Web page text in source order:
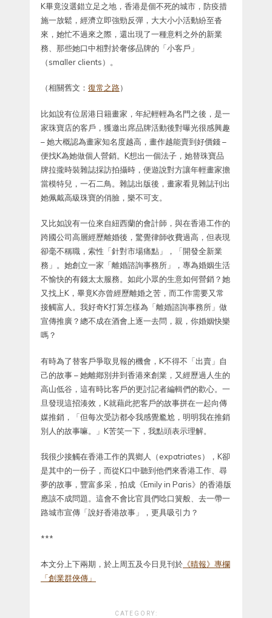
K畢竟沒選錯立足之地，香港是個不死的城市，防疫措
施一放鬆，經濟立即強勁反彈，大大小小活動紛至沓
來，她忙不過來之際，還出現了一種意料之外的新業
務、那些她口中相對於奢侈品牌的「小客戶」
（smaller clients）。
（相關舊文： 復常之路）
比如說有位居港日籍畫家，年紀輕輕為名門之後，是一
家珠寶店的客戶，獲邀出席品牌活動後對曝光很感興趣
– 她大概認為畫家知名度越高，畫作越能賣到好價錢 –
便找K為她做個人營銷。K想出一個法子，她替珠寶品
牌拉攏時裝雜誌採訪拍攝時，便遊說對方讓年輕畫家擔
當模特兒，一石二鳥。雜誌出版後，畫家看見雜誌刊出
她佩戴高級珠寶的俏臉，樂不可支。
又比如說有一位來自紐西蘭的會計師，與在香港工作的
跨國公司高層經歷離婚後，驚覺律師收費過高，但表現
卻毫不稱職，索性「針對市場痛點」，「開發全新業
務」。她創立一家「離婚諮詢事務所」，專為婚姻生活
不愉快的有錢太太服務。如此小眾的生意如何營銷？她
又找上K，畢竟K亦曾經歷離婚之苦，而工作需要又常
接觸富人。我好奇K打算怎樣為「離婚諮詢事務所」做
宣傳推廣？總不成在酒會上逐一去問，親，你婚姻快樂
嗎？
有時為了替客戶爭取見報的機會，K不得不「出賣」自
己的故事 – 她離鄕別井到香港來創業，又經歷過人生的
高山低谷，這有時比客戶的更討記者編輯們的歡心。一
旦發現這招湊效，K就藉此把客戶的故事拼在一起向傳
媒推銷，「但每次受訪都令我感覺尷尬，明明我在推銷
別人的故事嘛。」K苦笑一下，我點頭表示理解。
我很少接觸在香港工作的異鄉人（expatriates），K卻
是其中的一份子，而從K口中聽到他們來香港工作、尋
夢的故事，豐富多采，拍成《Emily in Paris》的香港版
應該不成問題。這會不會比官員們唸口簧般、去一帶一
路城市宣傳「說好香港故事」，更具吸引力？
***
本文分上下兩期，於上周五及今日見刊於 《晴報》專欄
「創業群俠傳」
CATEGORY: